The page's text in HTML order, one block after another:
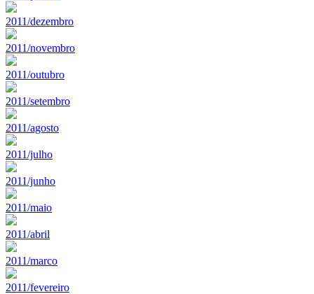
2011/dezembro
2011/novembro
2011/outubro
2011/setembro
2011/agosto
2011/julho
2011/junho
2011/maio
2011/abril
2011/marco
2011/fevereiro